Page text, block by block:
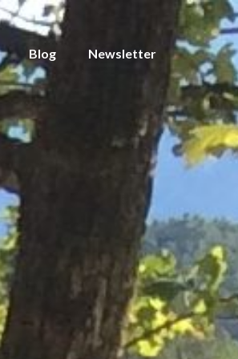
Blog Newsletter